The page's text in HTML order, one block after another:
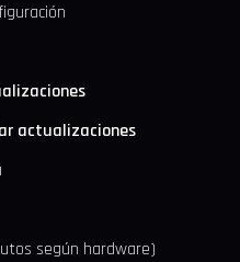
actualizaciones
según hardware)